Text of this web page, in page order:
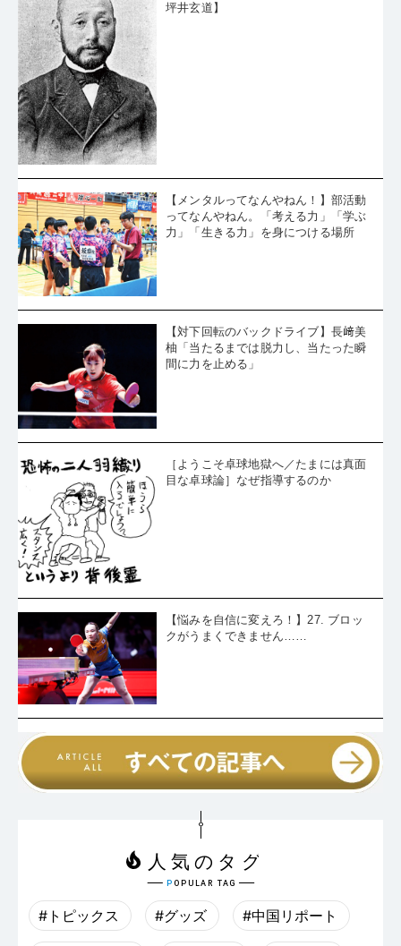
坪井玄道】
【メンタルってなんやねん！】部活動
ってなんやねん。「考える力」「学ぶ
力」「生きる力」を身につける場所
【対下回転のバックドライブ】長﨑美
柚「当たるまでは脱力し、当たった瞬
間に力を止める」
［ようこそ卓球地獄へ／たまには真面
目な卓球論］なぜ指導するのか
【悩みを自信に変えろ！】27. ブロッ
クがうまくできません……
#トピックス #グッズ #中国リポート